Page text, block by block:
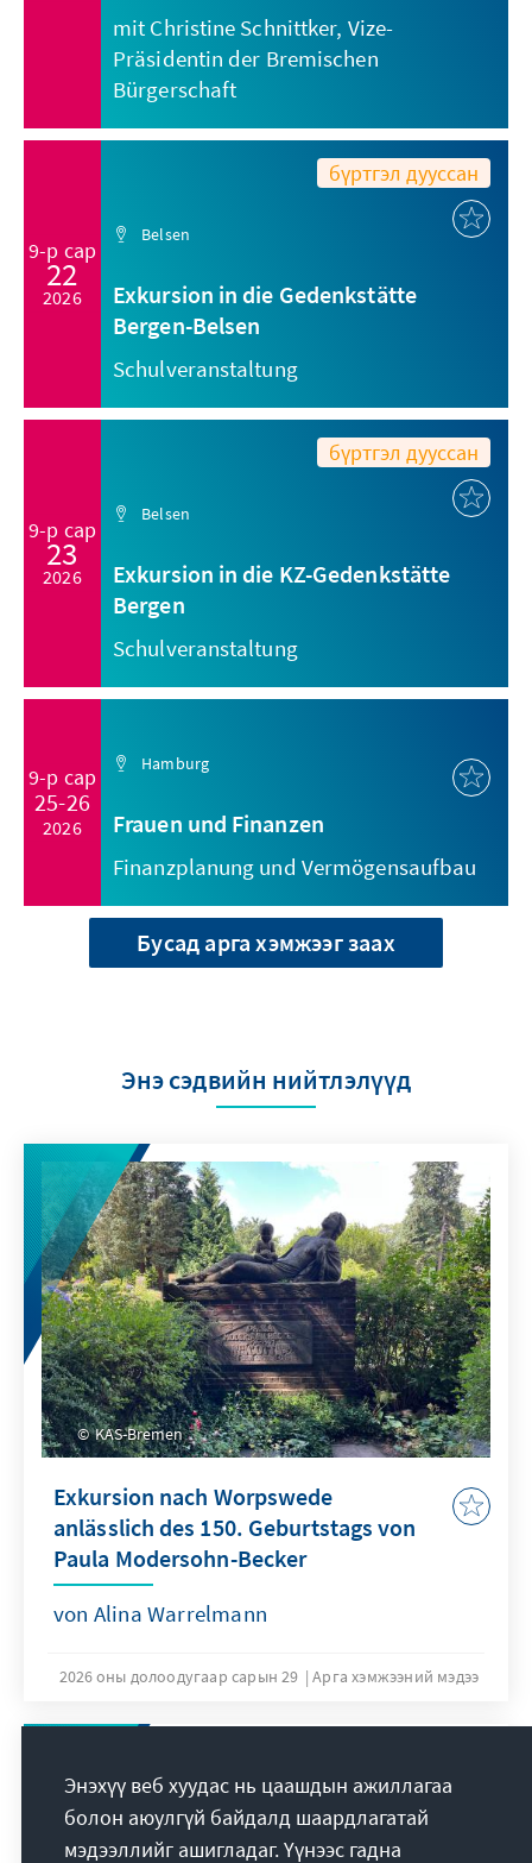
mit Christine Schnittker, Vize-
Präsidentin der Bremischen
Bürgerschaft
9-р сар
22
2026
бүртгэл дууссан
Belsen
Exkursion in die Gedenkstätte
Bergen-Belsen
Schulveranstaltung
9-р сар
23
2026
бүртгэл дууссан
Belsen
Exkursion in die KZ-Gedenkstätte
Bergen
Schulveranstaltung
9-р сар
25-26
2026
Hamburg
Frauen und Finanzen
Finanzplanung und Vermögensaufbau
Бусад арга хэмжээг заах
Энэ сэдвийн нийтлэлүүд
KAS-Bremen
Exkursion nach Worpswede
anlässlich des 150. Geburtstags von
Paula Modersohn-Becker
von Alina Warrelmann
2026 оны долоодугаар сарын 29 Арга хэмжээний мэдээ
Энэхүү веб хуудас нь цаашдын ажиллагаа
болон аюулгүй байдалд шаардлагатай
мэдээллийг ашигладаг. Үүнээс гадна